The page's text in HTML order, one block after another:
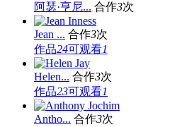
阿瑟·亨尼... 合作3次
Jean ... 合作3次
作品24可观看1
Helen... 合作3次
作品23可观看1
Antho... 合作3次